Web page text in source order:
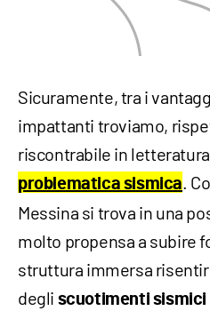
Sicuramente, tra i
impattanti troviamo,
riscontrabile in
problematica sismica .
Messina si trova in una
molto propensa a subire
struttura immersa
degli scuotimenti sismici